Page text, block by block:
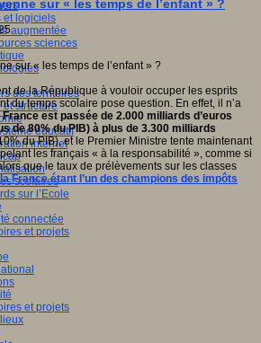
et logiciels
augmentée
sciences
des territoires
et structure
éducatif
internet
scolaires
sur l’Ecole
connectée
et projets
et projets
sur « les temps de l’enfant » ?
de la République à vouloir occuper les esprits
du temps scolaire pose question. En effet, il n’a
France est passée de 2.000 milliards d’euros
de 80% du PIB) à plus de 3.300 milliards
du PIB), et le Premier Ministre tente maintenant
les français « à la responsabilité », comme si
que le taux de prélèvements sur les classes
la France étant l’un des champions des impôts